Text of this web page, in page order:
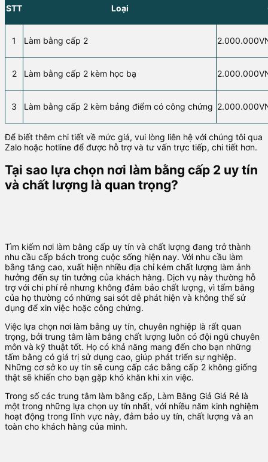
STT Loại
1 Làm bằng cấp 2
2 Làm bằng cấp 2 kèm học bạ
3 Làm bằng cấp 2 kèm bảng điểm có công chứng
Để biết thêm chi tiết về mức giá, vui lòng liên hệ với chúng tôi qua
Zalo hoặc hotline để được hỗ trợ và tư vấn trực tiếp, chi tiết hơn.
Tại sao lựa chọn nơi làm bằng cấp 2 uy tín
và chất lượng là quan trọng?
Tìm kiếm nơi làm bằng cấp uy tín và chất lượng đang trở thành
nhu cầu cấp bách trong cuộc sống hiện nay. Với nhu cầu làm
bằng tăng cao, xuất hiện nhiều địa chỉ kém chất lượng làm ảnh
hưởng đến sự tin tưởng của khách hàng. Dịch vụ này thường hỗ
trợ với chi phí rẻ nhưng không đảm bảo chất lượng, vì tấm bằng
của họ thường có những sai sót dễ phát hiện và không thể sử
dụng để xin việc hoặc công chứng.
Việc lựa chọn nơi làm bằng uy tín, chuyên nghiệp là rất quan
trọng, bởi trung tâm làm bằng chất lượng luôn có đội ngũ chuyên
môn và kỹ thuật tốt. Họ có khả năng mang đến cho bạn những
tấm bằng có giá trị sử dụng cao, giúp phát triển sự nghiệp.
Những cơ sở ko uy tín sẽ cung cấp các bằng cấp 2 không giống
thật sẽ khiến cho bạn gặp khó khăn khi xin việc.
Trong số các trung tâm làm bằng cấp, Làm Bằng Giả Giá Rẻ là
một trong những lựa chọn uy tín nhất, với nhiều năm kinh nghiệm
hoạt động trong lĩnh vực này, đảm bảo uy tín, chất lượng và an
toàn cho khách hàng của mình.